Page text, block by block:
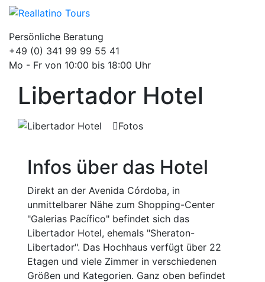
Persönliche Beratung
+49 (0) 341 99 99 55 41
Mo - Fr von 10:00 bis 18:00 Uhr
Libertador Hotel
Fotos
Infos über das Hotel
Direkt an der Avenida Córdoba, in
unmittelbarer Nähe zum Shopping-Center
"Galerias Pacífico" befindet sich das
Libertador Hotel, ehemals "Sheraton-
Libertador". Das Hochhaus verfügt über 22
Etagen und viele Zimmer in verschiedenen
Größen und Kategorien. Ganz oben befindet